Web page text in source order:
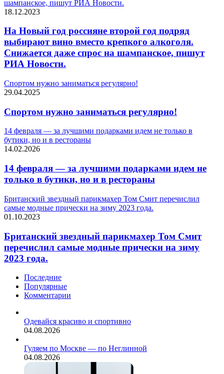
шампанское, пишут РИА Новости.
18.12.2023
На Новый год россияне второй год подряд
выбирают вино вместо крепкого алкоголя.
Снижается даже спрос на шампанское, пишут
РИА Новости.
Спортом нужно заниматься регулярно!
29.04.2025
Спортом нужно заниматься регулярно!
14 февраля — за лучшими подарками идем не только в
бутики, но и в рестораны
14.02.2026
14 февраля — за лучшими подарками идем не
только в бутики, но и в рестораны
Британский звездный парикмахер Том Смит перечислил
самые модные прически на зиму 2023 года.
01.10.2023
Британский звездный парикмахер Том Смит
перечислил самые модные прически на зиму
2023 года.
Последние
Популярные
Комментарии
Одевайся красиво и спортивно
04.08.2026
Гуляем по Москве — по Неглинной
04.08.2026